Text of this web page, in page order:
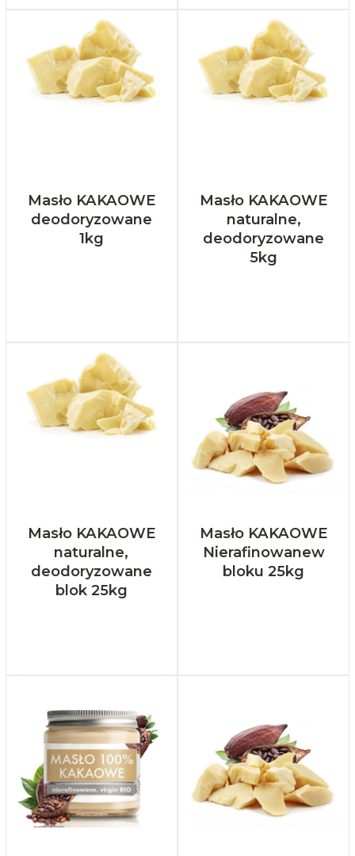
Masło KAKAOWE
deodoryzowane
1kg
Masło KAKAOWE
naturalne,
deodoryzowane
5kg
Masło KAKAOWE
naturalne,
deodoryzowane
blok 25kg
Masło KAKAOWE
Nierafinowanew
bloku 25kg